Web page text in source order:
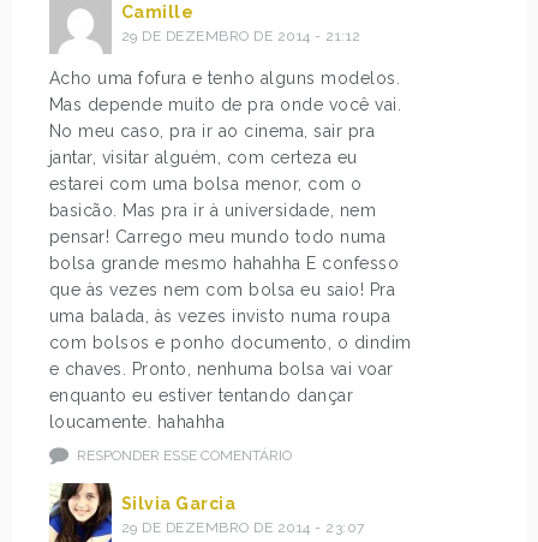
Camille
29 DE DEZEMBRO DE 2014 - 21:12
Acho uma fofura e tenho alguns modelos.
Mas depende muito de pra onde você vai.
No meu caso, pra ir ao cinema, sair pra
jantar, visitar alguém, com certeza eu
estarei com uma bolsa menor, com o
basicão. Mas pra ir à universidade, nem
pensar! Carrego meu mundo todo numa
bolsa grande mesmo hahahha E confesso
que às vezes nem com bolsa eu saio! Pra
uma balada, às vezes invisto numa roupa
com bolsos e ponho documento, o dindim
e chaves. Pronto, nenhuma bolsa vai voar
enquanto eu estiver tentando dançar
loucamente. hahahha
RESPONDER ESSE COMENTÁRIO
Silvia Garcia
29 DE DEZEMBRO DE 2014 - 23:07